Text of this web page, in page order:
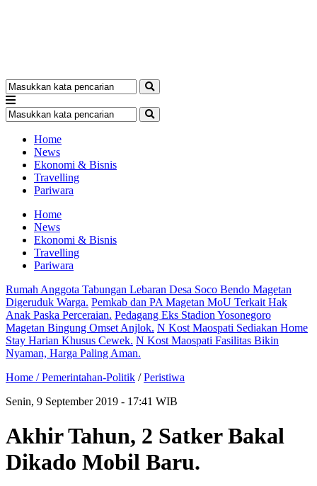
Home
News
Ekonomi & Bisnis
Travelling
Pariwara
Home
News
Ekonomi & Bisnis
Travelling
Pariwara
Rumah Anggota Tabungan Lebaran Desa Soco Bendo Magetan
Digeruduk Warga. Pemkab dan PA Magetan MoU Terkait Hak
Anak Paska Perceraian. Pedagang Eks Stadion Yosonegoro
Magetan Bingung Omset Anjlok. N Kost Maospati Sediakan Home
Stay Harian Khusus Cewek. N Kost Maospati Fasilitas Bikin
Nyaman, Harga Paling Aman.
Home /Pemerintahan-Politik /Peristiwa
Senin, 9 September 2019 - 17:41 WIB
Akhir Tahun, 2 Satker Bakal
Dikado Mobil Baru.